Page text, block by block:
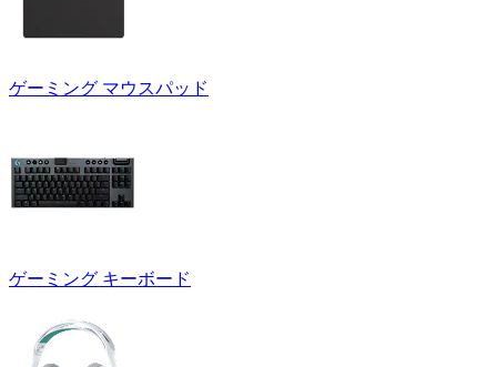
ゲーミング マウスパッド
ゲーミング キーボード